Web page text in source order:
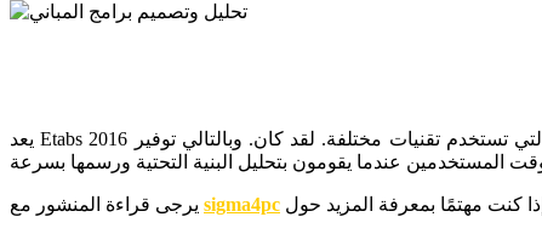
يعد Etabs 2016 البرنامج الأكثر تفضيلاً بين المهندسين الإنشائيين ومصممي البناء نظرًا لمجموعة الميزات الشاملة والمعالجة المتخصصة والميزات الفريدة التي تستخدم تقنيات مختلفة. لقد كان. وبالتالي توفير
sigma4pc